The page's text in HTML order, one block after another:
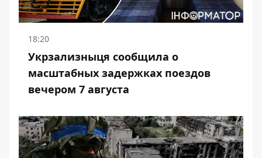
18:20
Укрзализныця сообщила о
масштабных задержках поездов
вечером 7 августа